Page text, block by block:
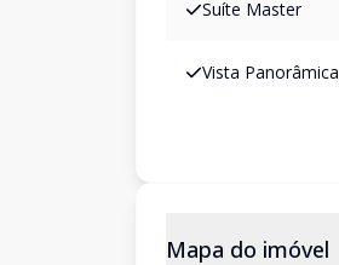
Suíte Master
Vista Panorâmica
Mapa do imóvel